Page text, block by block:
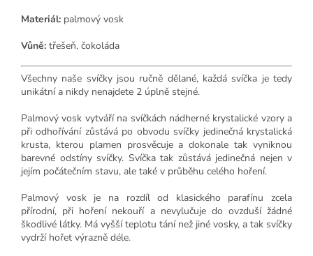
Materiál: palmový vosk
Vůně: třešeň, čokoláda
Všechny naše svíčky jsou ručně dělané, každá svíčka je tedy
unikátní a nikdy nenajdete 2 úplně stejné.
Palmový vosk vytváří na svíčkách nádherné krystalické vzory a
při odhořívání zůstává po obvodu svíčky jedinečná krystalická
krusta, kterou plamen prosvěcuje a dokonale tak vyniknou
barevné odstíny svíčky. Svíčka tak zůstává jedinečná nejen v
jejím počátečním stavu, ale také v průběhu celého hoření.
Palmový vosk je na rozdíl od klasického parafínu zcela
přírodní, při hoření nekouří a nevylučuje do ovzduší žádné
škodlivé látky. Má vyšší teplotu tání než jiné vosky, a tak svíčky
vydrží hořet výrazně déle.